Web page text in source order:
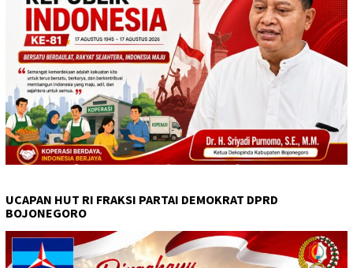
UCAPAN HUT RI FRAKSI PARTAI DEMOKRAT DPRD
BOJONEGORO